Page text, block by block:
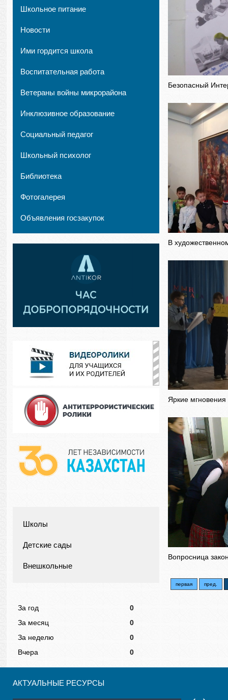
Школьное питание
Новости
Ими гордится школа
Воспитательная работа
Ветераны войны микрорайона
Инклюзивное образование
Социальный педагог
Школьный психолог
Библиотека
Фотогалерея
Объявления госзакупок
Школы
Детские сады
Внешкольные
За год
0
За месяц
0
За неделю
0
Вчера
0
Безопасный
В
Яркие
Вопросница
первая пред.
АКТУАЛЬНЫЕ РЕСУРСЫ